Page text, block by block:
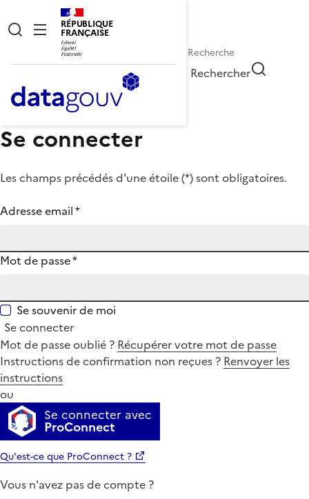
RÉPUBLIQUE
FRANÇAISE
Rechercher
Se connecter
Les champs précédés d'une étoile (*) sont obligatoires.
Adresse email*
Mot de passe*
Se souvenir de moi
Se connecter
Mot de passe oublié ? Récupérer votre mot de passe
Instructions de confirmation non reçues ? Renvoyer les
instructions
ou
Se connecter avec
ProConnect
Qu'est-ce que ProConnect ?
Vous n'avez pas de compte ?